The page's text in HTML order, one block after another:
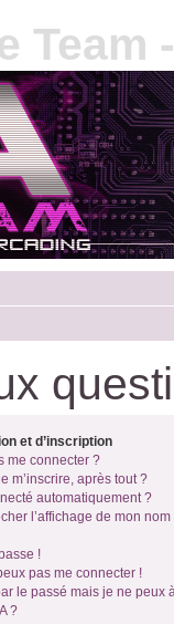
Team
et d’inscription
me connecter ?
m’inscrire, après tout ?
automatiquement ?
l’affichage de mon
!
pas me connecter !
le passé mais je ne peux
?